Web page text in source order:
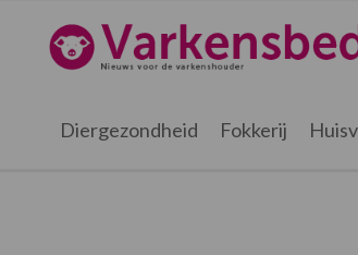
hoofdnavigatie
hoofd
eerste
voettekst
Varkensbedrijf.nl
Diergezondheid Fokkerij